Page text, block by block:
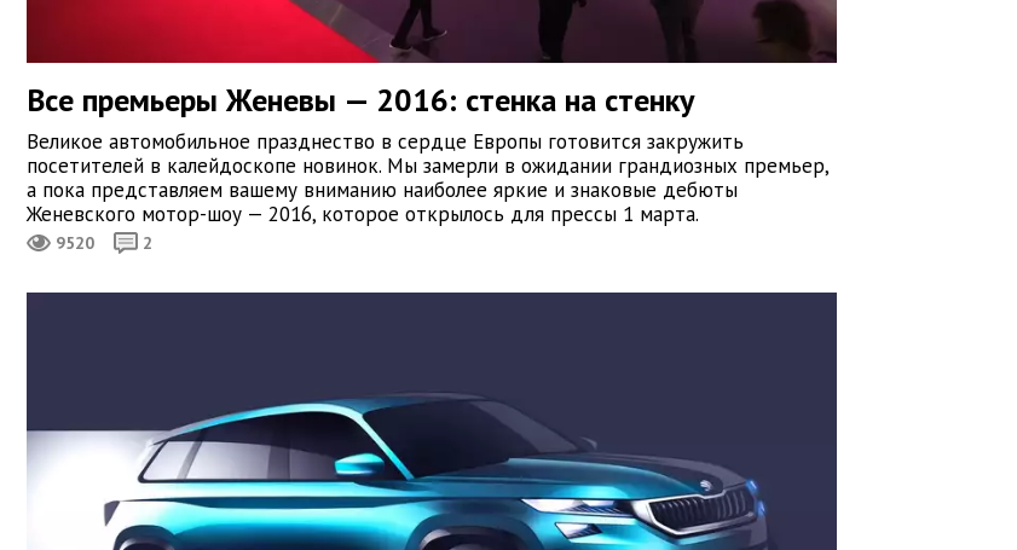
Все премьеры Женевы — 2016: стенка на стенку
Великое автомобильное празднество в сердце Европы готовится закружить
посетителей в калейдоскопе новинок. Мы замерли в ожидании грандиозных премьер,
а пока представляем вашему вниманию наиболее яркие и знаковые дебюты
Женевского мотор-шоу — 2016, которое открылось для прессы 1 марта.
9520 2